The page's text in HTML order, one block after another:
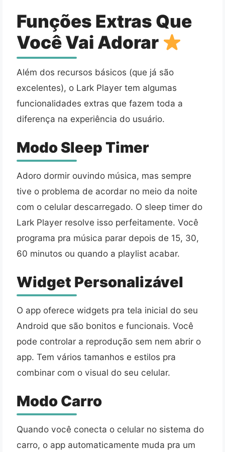
Funções Extras Que
Você Vai Adorar
Além dos recursos básicos (que já são
excelentes), o Lark Player tem algumas
funcionalidades extras que fazem toda a
diferença na experiência do usuário.
Modo Sleep Timer
Adoro dormir ouvindo música, mas sempre
tive o problema de acordar no meio da noite
com o celular descarregado. O sleep timer do
Lark Player resolve isso perfeitamente. Você
programa pra música parar depois de 15, 30,
60 minutos ou quando a playlist acabar.
Widget Personalizável
O app oferece widgets pra tela inicial do seu
Android que são bonitos e funcionais. Você
pode controlar a reprodução sem nem abrir o
app. Tem vários tamanhos e estilos pra
combinar com o visual do seu celular.
Modo Carro
Quando você conecta o celular no sistema do
carro, o app automaticamente muda pra um